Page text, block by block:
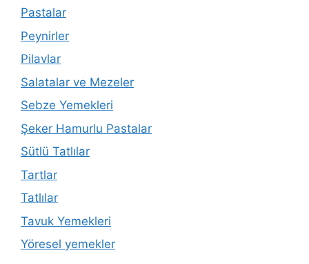
Pastalar
Peynirler
Pilavlar
Salatalar ve Mezeler
Sebze Yemekleri
Şeker Hamurlu Pastalar
Sütlü Tatlılar
Tartlar
Tatlılar
Tavuk Yemekleri
Yöresel yemekler